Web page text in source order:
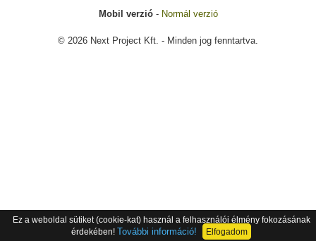
Mobil verzió- Normál verzió
© 2026 Next Project Kft. - Minden jog fenntartva.
Ez a weboldal sütiket (cookie-kat) használ a felhasználói élmény fokozásának
érdekében! További információ! Elfogadom